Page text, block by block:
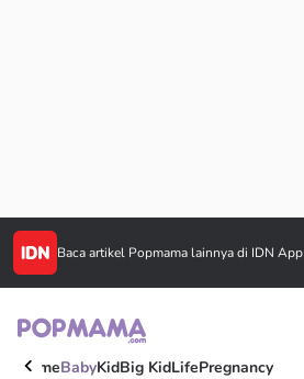
Baca artikel Popmama lainnya di IDN App
HomeBabyKidBig KidLifePregnancy